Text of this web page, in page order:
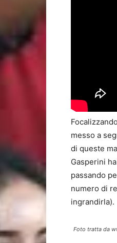
messo a
di queste
Gasperini
passando
numero di
ingrandirla).
Foto tratta da